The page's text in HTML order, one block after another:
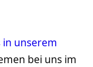
unserem
bei uns im